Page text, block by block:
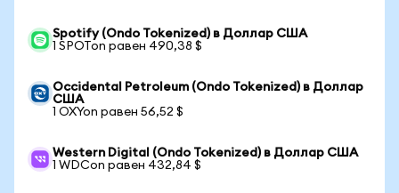
Spotify (Ondo Tokenized) в Доллар США
1 SPOTon равен 490,38 $
Occidental Petroleum (Ondo Tokenized) в Доллар
США
1 OXYon равен 56,52 $
Western Digital (Ondo Tokenized) в Доллар США
1 WDCon равен 432,84 $